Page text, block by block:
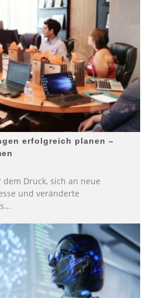
erfolgreich planen –
Druck, sich an neue
und veränderte
...